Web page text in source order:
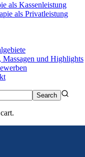
als Kassenleistung
als Privatleistung
Massagen und Highlights